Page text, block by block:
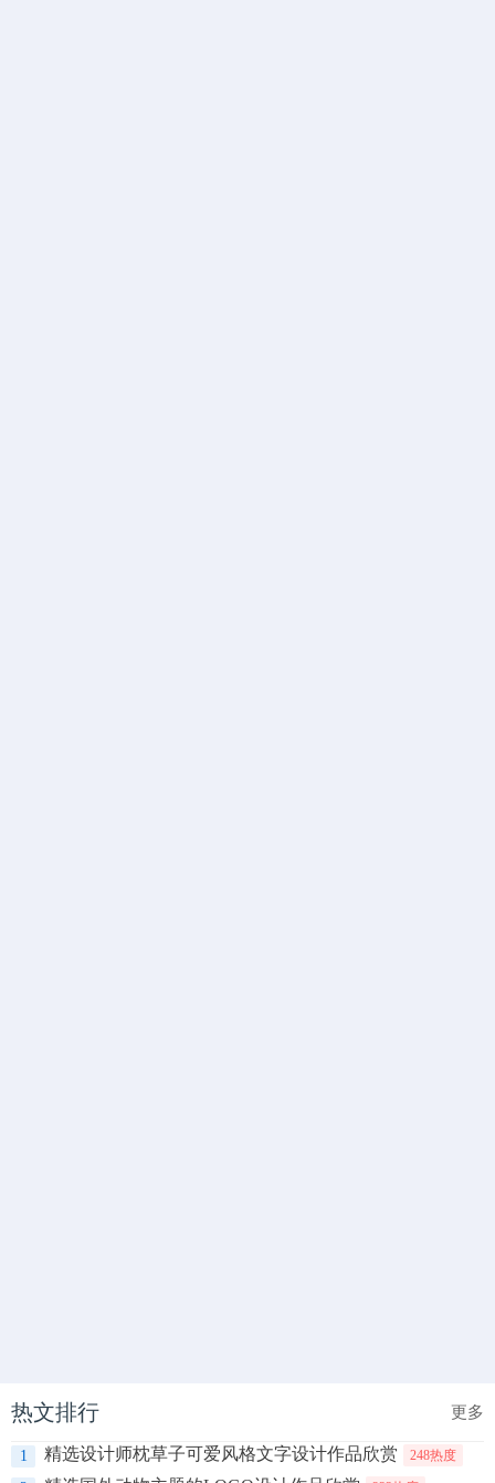
热文排行 更多
1 精选设计师枕草子可爱风格文字设计作品欣赏 248热度